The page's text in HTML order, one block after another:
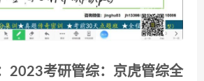
2023考研管综：京虎管综全